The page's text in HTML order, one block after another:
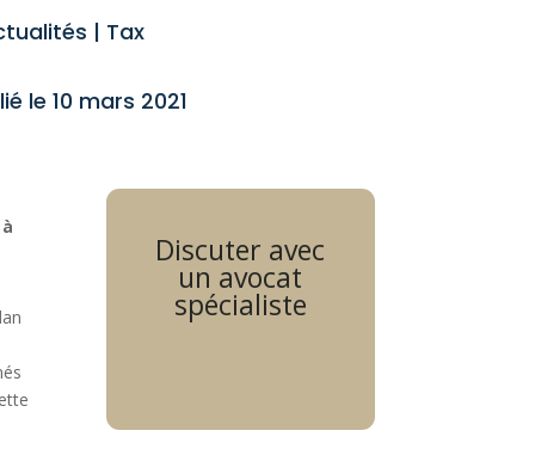
| Tax
le 10 mars 2021
Discuter avec
un avocat
spécialiste